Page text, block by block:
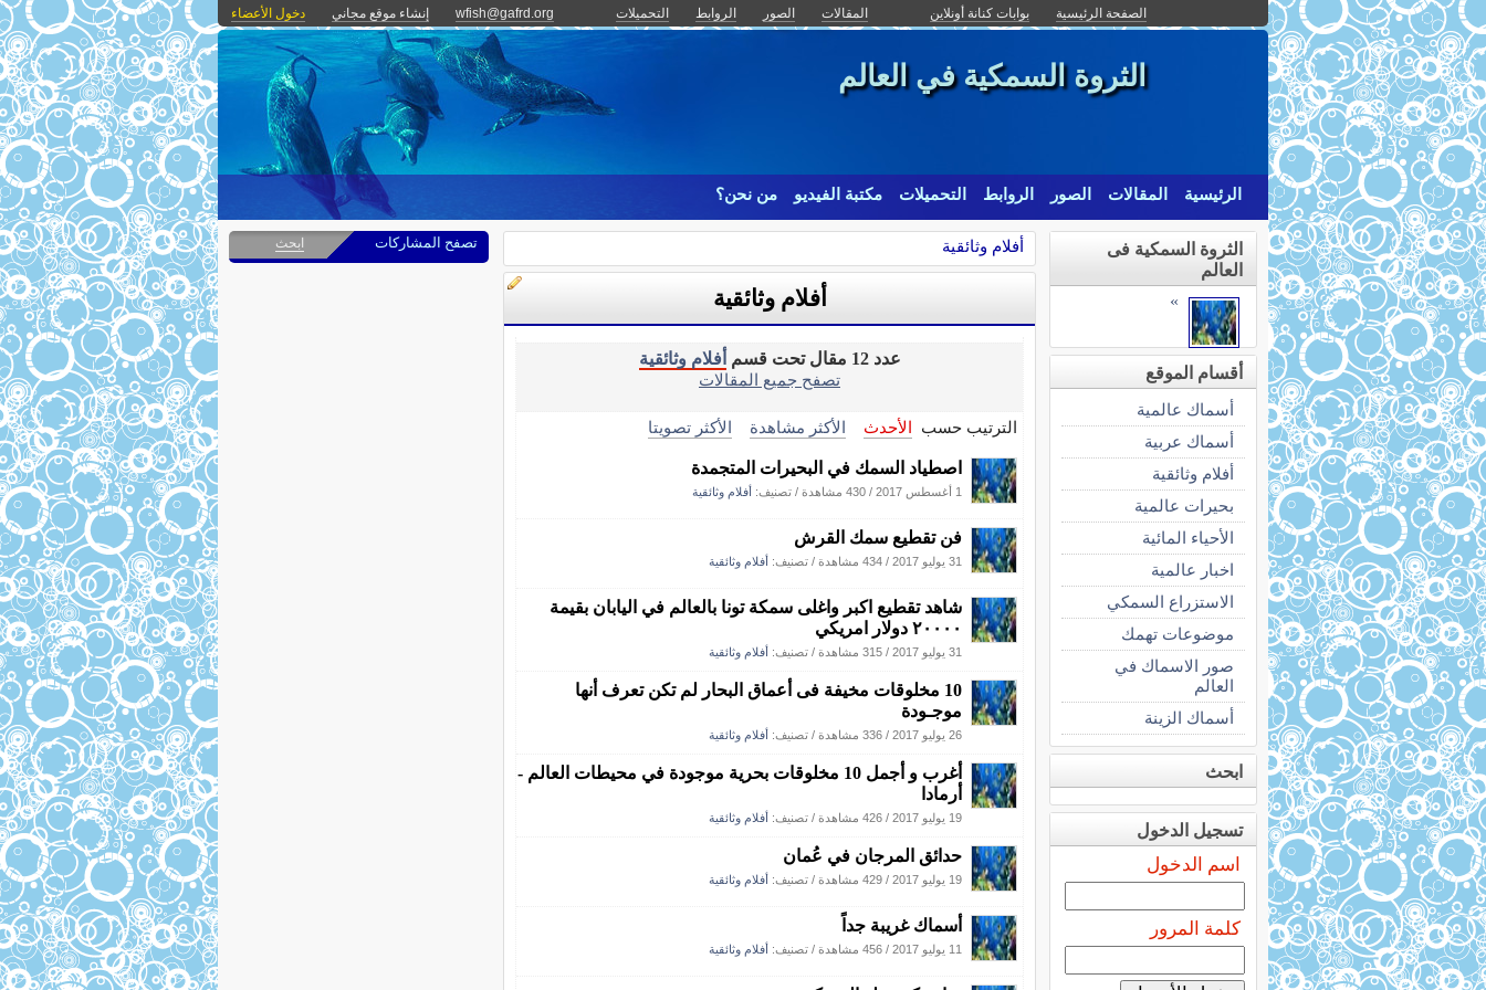
الصفحة الرئيسية بوابات كنانة أونلاين المقالات الصور الروابط التحميلات wfish@gafrd.org إنشاء موقع مجاني دخول الأعضاء
الثروة السمكية في العالم
الرئيسية المقالات الصور الروابط التحميلات مكتبة الفيديو من نحن؟
أفلام وثائقية
أفلام وثائقية
عدد 12 مقال تحت قسم
أفلام وثائقية
تصفح جميع المقالات
الترتيب حسب الأحدث الأكثر مشاهدة الأكثر تصويتا
اصطياد السمك في البحيرات المتجمدة
1 أغسطس 2017 / 430 مشاهدة / تصنيف: أفلام وثائقية
فن تقطيع سمك القرش
31 يوليو 2017 / 434 مشاهدة / تصنيف: أفلام وثائقية
شاهد تقطيع اكبر واغلى سمكة تونا بالعالم في اليابان بقيمة
٢٠٠٠٠ دولار امريكي
31 يوليو 2017 / 315 مشاهدة / تصنيف: أفلام وثائقية
10 مخلوقات مخيفة فى أعماق البحار لم تكن تعرف أنها
موجـودة
26 يوليو 2017 / 336 مشاهدة / تصنيف: أفلام وثائقية
أغرب و أجمل 10 مخلوقات بحرية موجودة في محيطات العالم -
أرمادا
19 يوليو 2017 / 426 مشاهدة / تصنيف: أفلام وثائقية
حدائق المرجان في عُمان
19 يوليو 2017 / 429 مشاهدة / تصنيف: أفلام وثائقية
أسماك غريبة جداً
11 يوليو 2017 / 456 مشاهدة / تصنيف: أفلام وثائقية
الثروة السمكية فى
العالم
»
أقسام الموقع
أسماك عالمية
أسماك عربية
أفلام وثائقية
بحيرات عالمية
الأحياء المائية
اخبار عالمية
الاستزراع السمكي
موضوعات تهمك
صور الاسماك في
العالم
أسماك الزينة
ابحث
تسجيل الدخول
اسم الدخول
كلمة المرور
تصفح المشاركات ابحث